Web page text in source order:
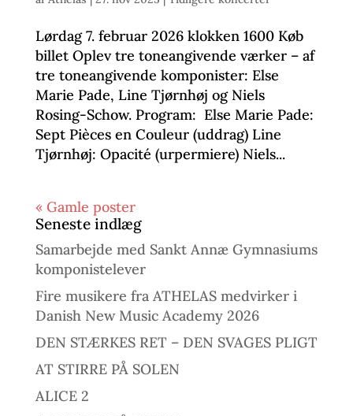
Lørdag 7. februar 2026 klokken 1600 Køb
billet Oplev tre toneangivende værker – af
tre toneangivende komponister: Else
Marie Pade, Line Tjørnhøj og Niels
Rosing-Schow. Program: Else Marie Pade:
Sept Pièces en Couleur (uddrag) Line
Tjørnhøj: Opacité (urpermiere) Niels...
« Gamle poster
Seneste indlæg
Samarbejde med Sankt Annæ Gymnasiums
komponistelever
Fire musikere fra ATHELAS medvirker i
Danish New Music Academy 2026
DEN STÆRKES RET – DEN SVAGES PLIGT
AT STIRRE PÅ SOLEN
ALICE 2